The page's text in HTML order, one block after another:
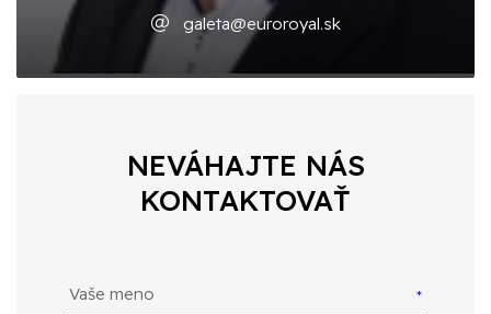
galeta@euroroyal.sk
NEVÁHAJTE NÁS
KONTAKTOVAŤ
Vaše meno